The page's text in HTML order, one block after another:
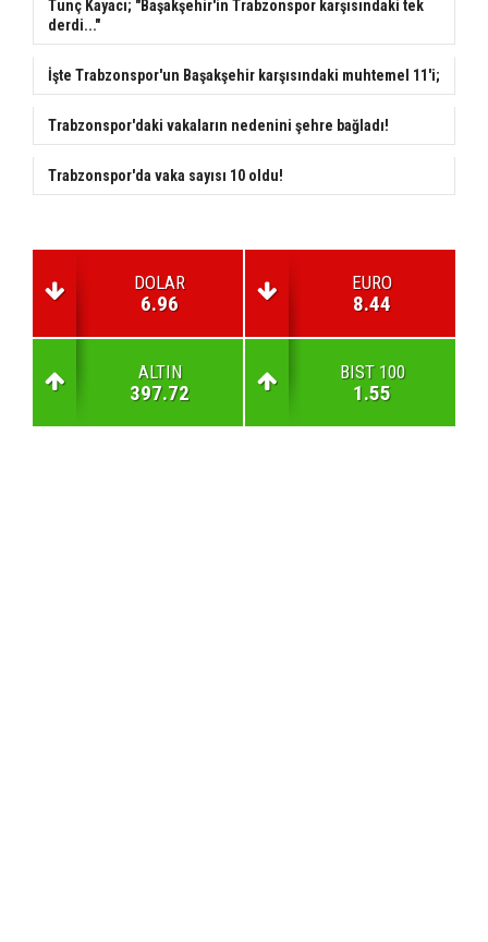
Tunç Kayacı; "Başakşehir'in Trabzonspor karşısındaki tek
derdi..."
İşte Trabzonspor'un Başakşehir karşısındaki muhtemel 11'i;
Trabzonspor'daki vakaların nedenini şehre bağladı!
Trabzonspor'da vaka sayısı 10 oldu!
DOLAR
6.96
EURO
8.44
ALTIN
397.72
BIST 100
1.55